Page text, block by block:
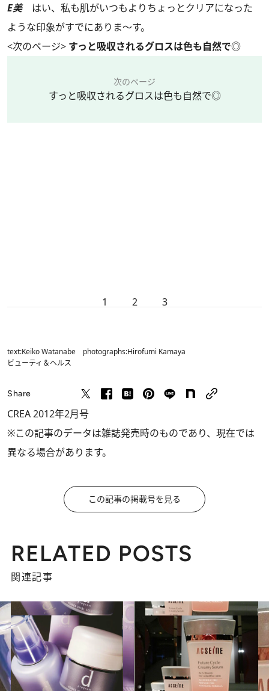
E美はい、私も肌がいつもよりちょっとクリアになった
ような印象がすでにありま～す。
<次のページ> すっと吸収されるグロスは色も自然で◎
次のページ
すっと吸収されるグロスは色も自然で◎
1 2 3
text:Keiko Watanabe photographs:Hirofumi Kamaya
ビューティ＆ヘルス
Share
CREA 2012年2月号
※この記事のデータは雑誌発売時のものであり、現在では
異なる場合があります。
この記事の掲載号を見る
RELATED POSTS
関連記事